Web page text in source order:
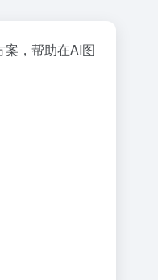
案，帮助在AI图